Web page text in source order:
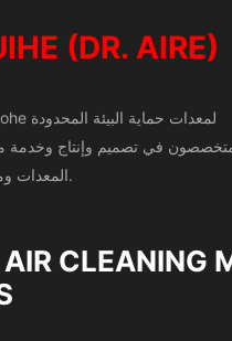
(DR. AIRE)
شركة دونغقوان Ruizhaohe لمعدات حماية البيئة المحدودة
في تصميم وإنتاج وخدمة ما
المعدات ومعدات معالجة غاز العادم.
CLEANING